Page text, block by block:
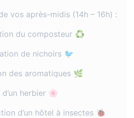
vos après-midis (14h – 16h) :
du composteur ♻️
de nichoirs 🐦
des aromatiques 🌿
herbier 🌸
d’un hôtel à insectes 🐞